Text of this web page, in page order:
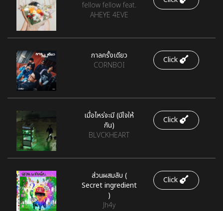
fellow fellow feat.
AHEYE 4EVE
กาลครั้งเดียว
CORNBOI
Click
เมื่อไหร่จะมี (มีใจให้
กัน)
BLVCKHEART
Click
ส่วนผสมลับ (
Secret ingredient
)
Jh4y
Click